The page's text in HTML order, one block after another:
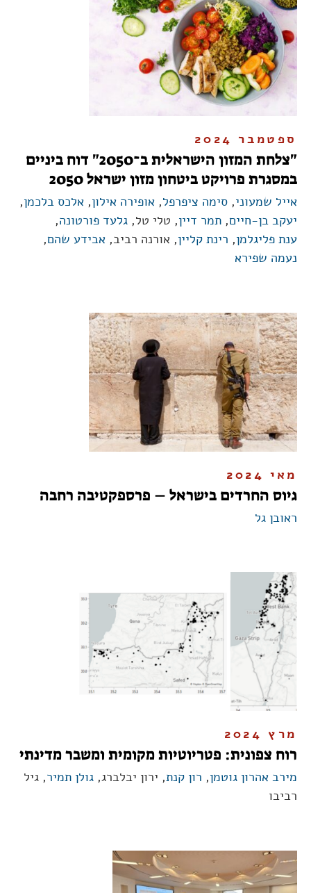
ספטמבר 2024
"צלחת המזון הישראלית ב־2050" דוח ביניים
במסגרת פרויקט ביטחון מזון ישראל 2050
אייל שמעוני, סימה ציפרפל, אופירה אילון, אלכס בלכמן,
יעקב בן-חיים, תמר דיין, טלי טל, גלעד פורטונה,
ענת פליגלמן, רינת קליין, אורנה רביב, אבידע שהם,
נעמה שפירא
מאי 2024
גיוס החרדים בישראל – פרספקטיבה רחבה
ראובן גל
מרץ 2024
רוח צפונית: פטריוטיות מקומית ומשבר מדינתי
מירב אהרון גוטמן, רון קנת, ירון יבלברג, גולן תמיר, גיל
רביבו